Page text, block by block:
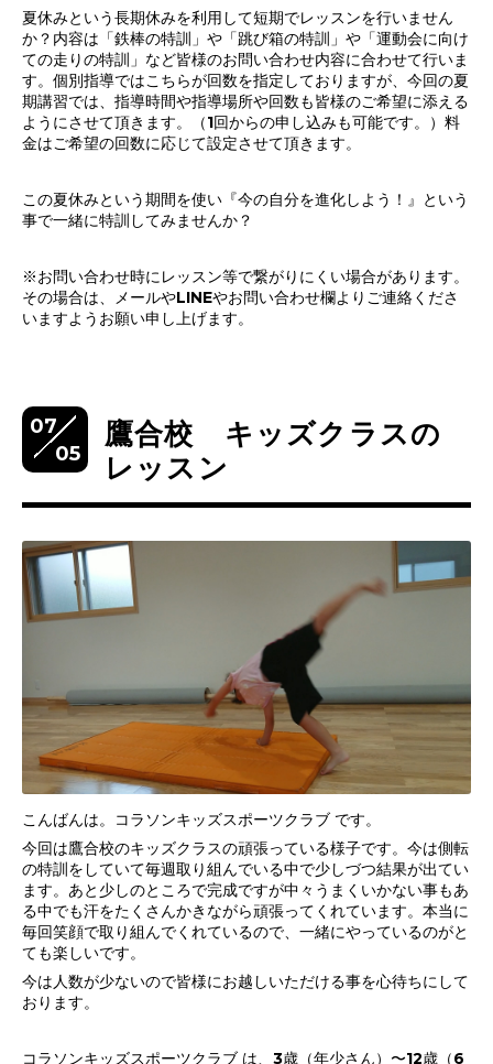
夏休みという長期休みを利用して短期でレッスンを行いません
か？内容は「鉄棒の特訓」や「跳び箱の特訓」や「運動会に向け
ての走りの特訓」など皆様のお問い合わせ内容に合わせて行いま
す。個別指導ではこちらが回数を指定しておりますが、今回の夏
期講習では、指導時間や指導場所や回数も皆様のご希望に添える
ようにさせて頂きます。（1回からの申し込みも可能です。）料
金はご希望の回数に応じて設定させて頂きます。
この夏休みという期間を使い『今の自分を進化しよう！』という
事で一緒に特訓してみませんか？
※お問い合わせ時にレッスン等で繋がりにくい場合があります。
その場合は、メールやLINEやお問い合わせ欄よりご連絡くださ
いますようお願い申し上げます。
07
05
鷹合校 キッズクラスの
レッスン
こんばんは。コラソンキッズスポーツクラブ です。
今回は鷹合校のキッズクラスの頑張っている様子です。今は側転
の特訓をしていて毎週取り組んでいる中で少しづつ結果が出てい
ます。あと少しのところで完成ですが中々うまくいかない事もあ
る中でも汗をたくさんかきながら頑張ってくれています。本当に
毎回笑顔で取り組んでくれているので、一緒にやっているのがと
ても楽しいです。
今は人数が少ないので皆様にお越しいただける事を心待ちにして
おります。
コラソンキッズスポーツクラブ は、3歳（年少さん）〜12歳（6